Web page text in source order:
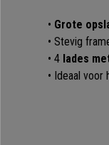
• Grote
• Stevig
• 4 lades
• Ideaal voor